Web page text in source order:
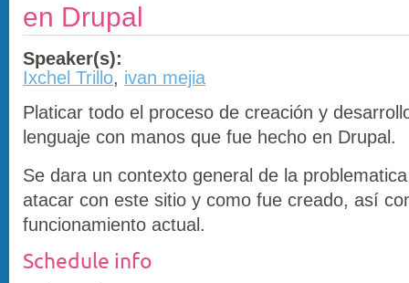
en Drupal
Speaker(s):
Ixchel Trillo, ivan mejia
Platicar todo el proceso de creación y
lenguaje con manos que fue hecho en Drupal.
Se dara un contexto general de la
atacar con este sitio y como fue creado, así
funcionamiento actual.
Schedule info